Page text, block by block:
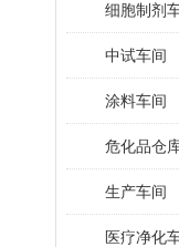
细胞制剂
中试车间
涂料车间
危化品仓
生产车间
医疗净化